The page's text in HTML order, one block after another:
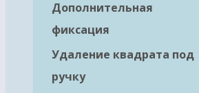
Дополнительная
фиксация
Удаление квадрата под
ручку